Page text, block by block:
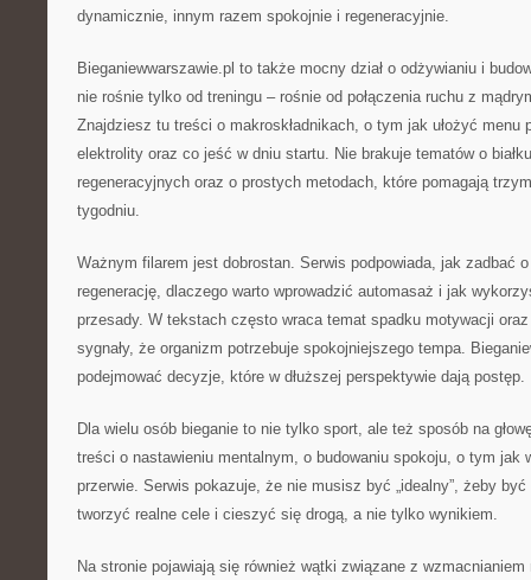
dynamicznie, innym razem spokojnie i regeneracyjnie.
Bieganiewwarszawie.pl to także mocny dział o odżywianiu i
nie rośnie tylko od treningu – rośnie od połączenia ruchu z
Znajdziesz tu treści o makroskładnikach, o tym jak ułożyć menu
elektrolity oraz co jeść w dniu startu. Nie brakuje tematów o
regeneracyjnych oraz o prostych metodach, które pomagają
tygodniu.
Ważnym filarem jest dobrostan. Serwis podpowiada, jak zadbać
regenerację, dlaczego warto wprowadzić automasaż i jak
przesady. W tekstach często wraca temat spadku motywacji
sygnały, że organizm potrzebuje spokojniejszego tempa.
podejmować decyzje, które w dłuższej perspektywie dają postęp.
Dla wielu osób bieganie to nie tylko sport, ale też sposób na
treści o nastawieniu mentalnym, o budowaniu spokoju, o tym jak
przerwie. Serwis pokazuje, że nie musisz być „idealny”, żeby
tworzyć realne cele i cieszyć się drogą, a nie tylko wynikiem.
Na stronie pojawiają się również wątki związane z